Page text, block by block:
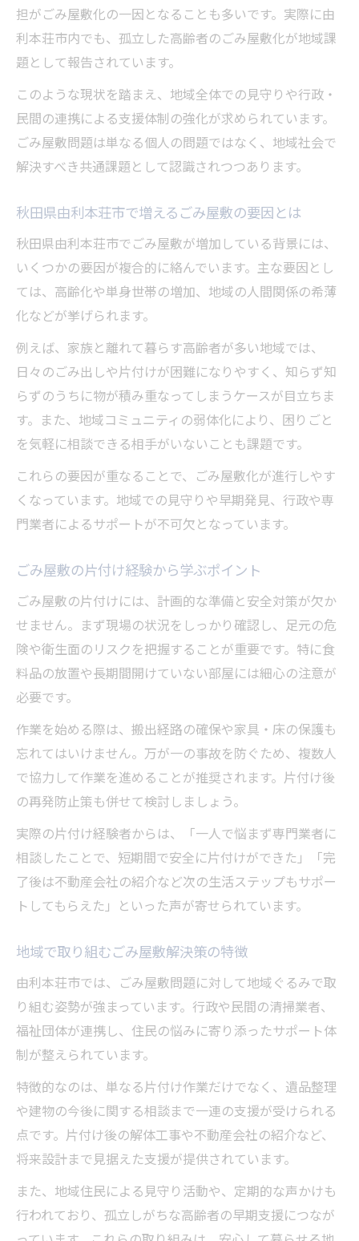
秋田県由利本荘市で利用できる主なサポー
ト内容
ごみ屋敷片付け支援の申し込み手順と流れ
支援を受ける際の条件や相談方法について
行政サービスと民間業者の違いを比較する
悩みがちなごみ屋敷整理に役立つ実践法集
ごみ屋敷片付けを効率化する実践テクニッ
整理が進まない時のごみ屋敷対処法
トイレや水回りの清掃を安心して進める方
法
重いごみや大型家具の安全な運び方
サポート充実の由利本荘市ごみ屋敷相談窓口案
内
ごみ屋敷相談窓口の利用手順をわかりやす
く解説
プライバシーを守るごみ屋敷相談のコツ
相談窓口と連携した支援サービスのメリッ
ごみ屋敷の悩みを匿名で話せる方法も紹介
住みやすい地域づくりへごみ屋敷克服の秘訣
ごみ屋敷ゼロをめざす地域の取り組み事例
ごみ屋敷防止に役立つ日常の習慣作り
地域全体で支え合うごみ屋敷サポート体制
ごみ屋敷克服で実感する住みやすさの変化
担がごみ屋敷化の一因となることも多いです。実際に由
利本荘市内でも、孤立した高齢者のごみ屋敷化が地域課
題として報告されています。
このような現状を踏まえ、地域全体での見守りや行政・
民間の連携による支援体制の強化が求められています。
ごみ屋敷問題は単なる個人の問題ではなく、地域社会で
解決すべき共通課題として認識されつつあります。
秋田県由利本荘市で増えるごみ屋敷の要因とは
秋田県由利本荘市でごみ屋敷が増加している背景には、
いくつかの要因が複合的に絡んでいます。主な要因とし
ては、高齢化や単身世帯の増加、地域の人間関係の希薄
化などが挙げられます。
例えば、家族と離れて暮らす高齢者が多い地域では、
日々のごみ出しや片付けが困難になりやすく、知らず知
らずのうちに物が積み重なってしまうケースが目立ちま
す。また、地域コミュニティの弱体化により、困りごと
を気軽に相談できる相手がいないことも課題です。
これらの要因が重なることで、ごみ屋敷化が進行しやす
くなっています。地域での見守りや早期発見、行政や専
門業者によるサポートが不可欠となっています。
ごみ屋敷の片付け経験から学ぶポイント
ごみ屋敷の片付けには、計画的な準備と安全対策が欠か
せません。まず現場の状況をしっかり確認し、足元の危
険や衛生面のリスクを把握することが重要です。特に食
料品の放置や長期間開けていない部屋には細心の注意が
必要です。
作業を始める際は、搬出経路の確保や家具・床の保護も
忘れてはいけません。万が一の事故を防ぐため、複数人
で協力して作業を進めることが推奨されます。片付け後
の再発防止策も併せて検討しましょう。
実際の片付け経験者からは、「一人で悩まず専門業者に
相談したことで、短期間で安全に片付けができた」「完
了後は不動産会社の紹介など次の生活ステップもサポー
トしてもらえた」といった声が寄せられています。
地域で取り組むごみ屋敷解決策の特徴
由利本荘市では、ごみ屋敷問題に対して地域ぐるみで取
り組む姿勢が強まっています。行政や民間の清掃業者、
福祉団体が連携し、住民の悩みに寄り添ったサポート体
制が整えられています。
特徴的なのは、単なる片付け作業だけでなく、遺品整理
や建物の今後に関する相談まで一連の支援が受けられる
点です。片付け後の解体工事や不動産会社の紹介など、
将来設計まで見据えた支援が提供されています。
また、地域住民による見守り活動や、定期的な声かけも
行われており、孤立しがちな高齢者の早期支援につなが